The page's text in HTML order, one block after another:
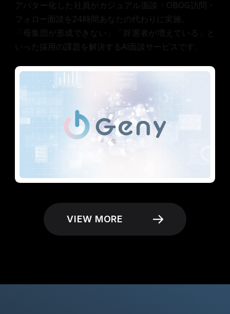
アバター化した社員がカジュアル面談・OBOG訪問・
フォロー面談を24時間あなたの代わりに実施。
「母集団が形成できない」「辞退者が増えている」と
いった採用の課題を解決するAI面談サービスです。
VIEW MORE